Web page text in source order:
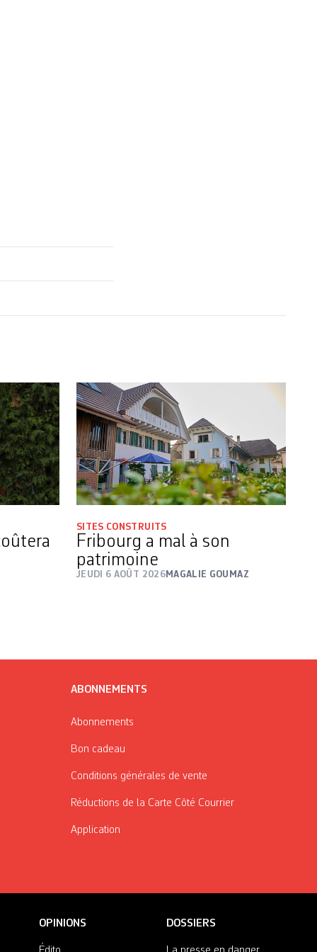
SITES CONSTRUITS
Fribourg a mal à son
patrimoine
JEUDI 6 AOÛT 2026MAGALIE GOUMAZ
ABONNEMENTS
Abonnements
Bon cadeau
Conditions générales de vente
Réductions de la Carte Côté Courrier
Application
OPINIONS DOSSIERS